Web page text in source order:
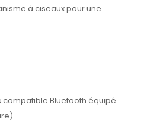
à ciseaux pour une
Bluetooth équipé